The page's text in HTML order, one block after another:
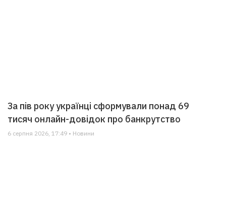
За пів року українці сформували понад 69
тисяч онлайн-довідок про банкрутство
6 серпня 2026, 17:49 • Новини